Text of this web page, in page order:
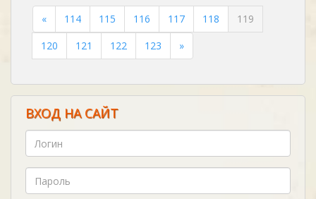
« 114 115 116 117 118
119
120
121 122 123 »
ВХОД НА САЙТ